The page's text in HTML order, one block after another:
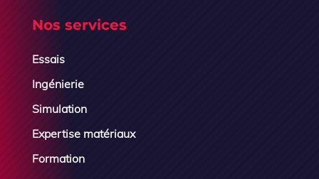
Nos services
Essais
Ingénierie
Simulation
Expertise matériaux
Formation